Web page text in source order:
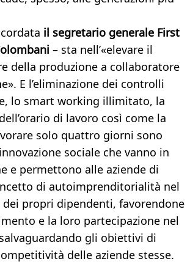
il segretario generale First
– sta nell’«elevare il
della produzione a collaboratore
E l’eliminazione dei controlli
lo smart working illimitato, la
di lavoro così come la
solo quattro giorni sono
sociale che vanno in
e permettono alle aziende di
di autoimprenditorialità nel
propri dipendenti, favorendone
e la loro partecipazione nel
gli obiettivi di
delle aziende stesse.